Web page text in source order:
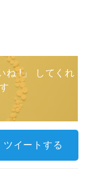
ね !」 してくれ
ツイートする